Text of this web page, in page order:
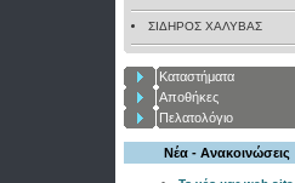
ΣΙΔΗΡΟΣ ΧΑΛΥΒΑΣ
Καταστήματα
Αποθήκες
Πελατολόγιο
Νέα - Ανακοινώσεις